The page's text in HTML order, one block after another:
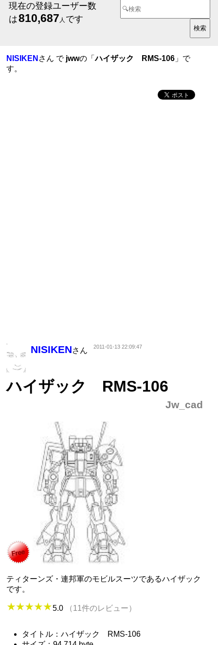
現在の登録ユーザー数
は810,687 人 です
NISIKEN さん で jwwの「ハイザック RMS-106 」で
す。
NISIKENさん 2011-01-13 22:09:47
ハイザック RMS-106
Jw_cad
ティターンズ・連邦軍のモビルスーツであるハイザック
です。
5.0 （11件のレビュー）
タイトル：ハイザック RMS-106